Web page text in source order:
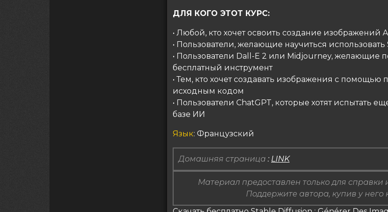
ДЛЯ КОГО ЭТОТ КУРС:
• Любой, кто хочет освоить создание изображений AI
• Пользователи, желающие научиться
• Пользователи Dall-E 2 или Midjourney, желающие
бесплатный инструмент
• Тем, кто хочет создавать изображения с помощью
исходным кодом
• Пользователи ChatGPT, которые хотят испытать
базе ИИ
Язык: Французский
Домашняя страница : LINK
Материал предоставлен только для справки
Поддержите автора, купив у него